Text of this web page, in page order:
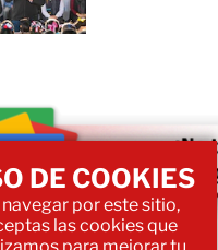
DE COOKIES
por este sitio,
las cookies que